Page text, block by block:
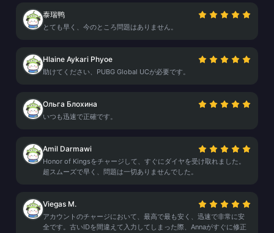
泰瑞鸭
とても早く、今のところ問題はありません。
Hlaine Aykari Phyoe
助けてください、PUBG Global UCが必要です。
Ольга Блохина
いつも迅速で正確です。
Amil Darmawi
Honor of Kingsをチャージして、すぐにダイヤを受け取れました。
超スムーズで早く、問題は一切ありませんでした。
Viegas M.
アカウントのチャージにおいて、最高で最も安く、迅速で非常に安
全です。古いIDを間違えて入力してしまった際、Annaがすぐに修正